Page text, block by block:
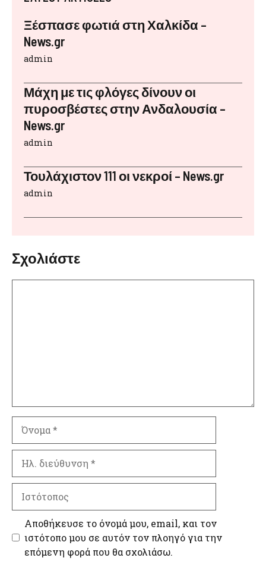
Ξέσπασε φωτιά στη Χαλκίδα –
News.gr
admin
Μάχη με τις φλόγες δίνουν οι
πυροσβέστες στην Ανδαλουσία –
News.gr
admin
Τουλάχιστον 111 οι νεκροί – News.gr
admin
Σχολιάστε
διεύθυνση
Αποθήκευσε το όνομά μου, email, και τον
ιστότοπο μου σε αυτόν τον πλοηγό για την
επόμενη φορά που θα σχολιάσω.